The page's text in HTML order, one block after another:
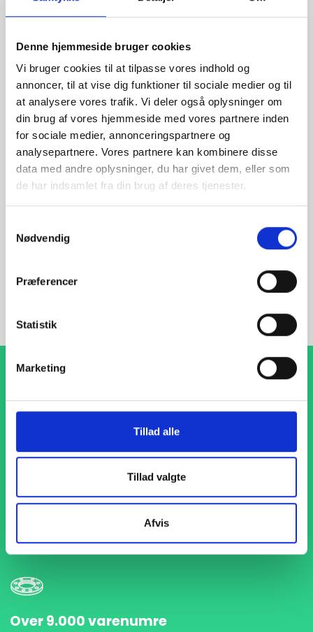
Denne hjemmeside bruger cookies
Vi bruger cookies til at tilpasse vores indhold og
annoncer, til at vise dig funktioner til sociale medier og til
at analysere vores trafik. Vi deler også oplysninger om
din brug af vores hjemmeside med vores partnere inden
for sociale medier, annonceringspartnere og
analysepartnere. Vores partnere kan kombinere disse
data med andre oplysninger, du har givet dem, eller som
de har indsamlet fra din brug af deres tjenester.
Nødvendig
Præferencer
Statistik
Marketing
Tillad alle
Tillad valgte
Afvis
Har du spørgsmål?
Vi står klar til at hjælpe med spørgsmål om produkter,
service eller andet. Kontakt os for professionel rådgivning
og sparring.
1-4 dages levering
Med hurtig levering på kun 1-4 dage sikrer vi, at dine
projekter aldrig bliver forsinket. Vi står klar til at levere
præcist og til tiden, så du kan holde dit produktionsflow
kørende uden afbrydelser.
Over 9.000 varenumre